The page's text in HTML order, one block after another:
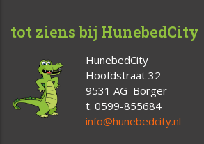
tot ziens bij HunebedCity
HunebedCity
Hoofdstraat 32
9531 AG Borger
t. 0599-855684
info@hunebedcity.nl